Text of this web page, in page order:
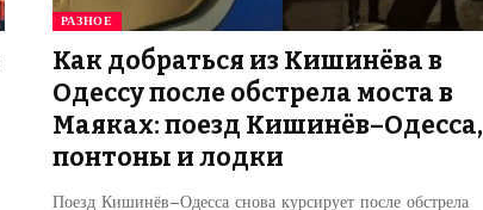
РАЗНОЕ
Как добраться из Кишинёва в
Одессу после обстрела моста в
Маяках: поезд Кишинёв–Одесса,
понтоны и лодки
Поезд Кишинёв–Одесса снова курсирует после обстрела